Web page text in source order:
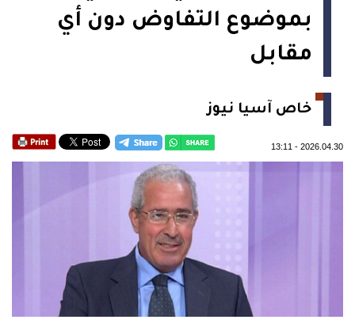
بموضوع التفاوض دون أي
مقابل
خاص آسيا نيوز
2026.04.30
-
13:11